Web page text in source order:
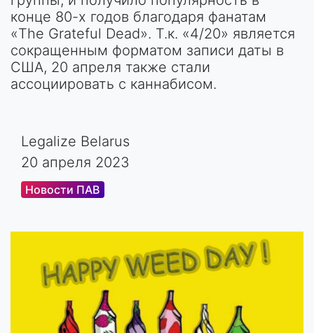
конце 80-х годов благодаря фанатам
«The Grateful Dead». Т.к. «4/20» является
сокращенным форматом записи даты в
США, 20 апреля также стали
ассоциировать с каннабисом.
Legalize Belarus
20 апреля 2023
Новости ПАВ